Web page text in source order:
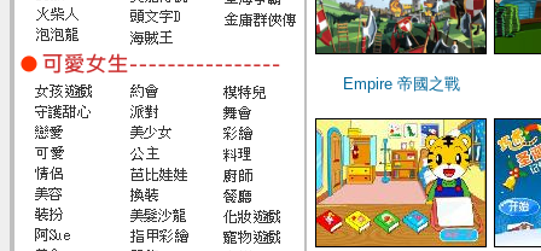
Empire 帝國之戰